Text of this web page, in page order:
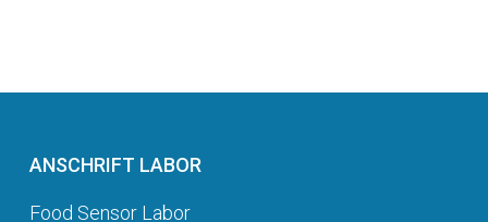
ANSCHRIFT LABOR
Food Sensor Labor